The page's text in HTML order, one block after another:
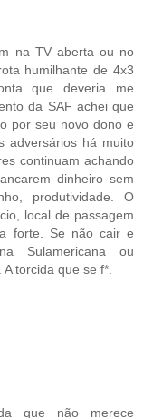
na TV aberta ou no
humilhante de 4x3
que deveria me
da SAF achei que
por seu novo dono e
adversários há muito
continuam achando
dinheiro sem
produtividade. O
local de passagem
forte. Se não cair e
Sulamericana ou
torcida que se f*.
que não merece